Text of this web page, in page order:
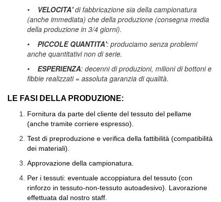
• VELOCITA'di fabbricazione sia della campionatura
(anche immediata) che della produzione (consegna media
della produzione in 3/4 giorni).
• PICCOLE QUANTITA': produciamo senza problemi
anche quantitativi non di serie.
• ESPERIENZA: decenni di produzioni, milioni di bottoni e
fibbie realizzati = assoluta garanzia di qualità.
LE FASI DELLA PRODUZIONE:
Fornitura da parte del cliente del tessuto del pellame
(anche tramite corriere espresso).
Test di preproduzione e verifica della fattibilità (compatibilità
dei materiali).
Approvazione della campionatura.
Per i tessuti: eventuale accoppiatura del tessuto (con
rinforzo in tessuto-non-tessuto autoadesivo). Lavorazione
effettuata dal nostro staff.